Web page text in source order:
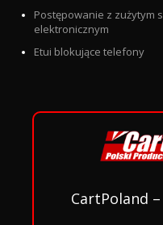
Postępowanie z zużytym
elektronicznym
Etui blokujące telefony
CartPoland